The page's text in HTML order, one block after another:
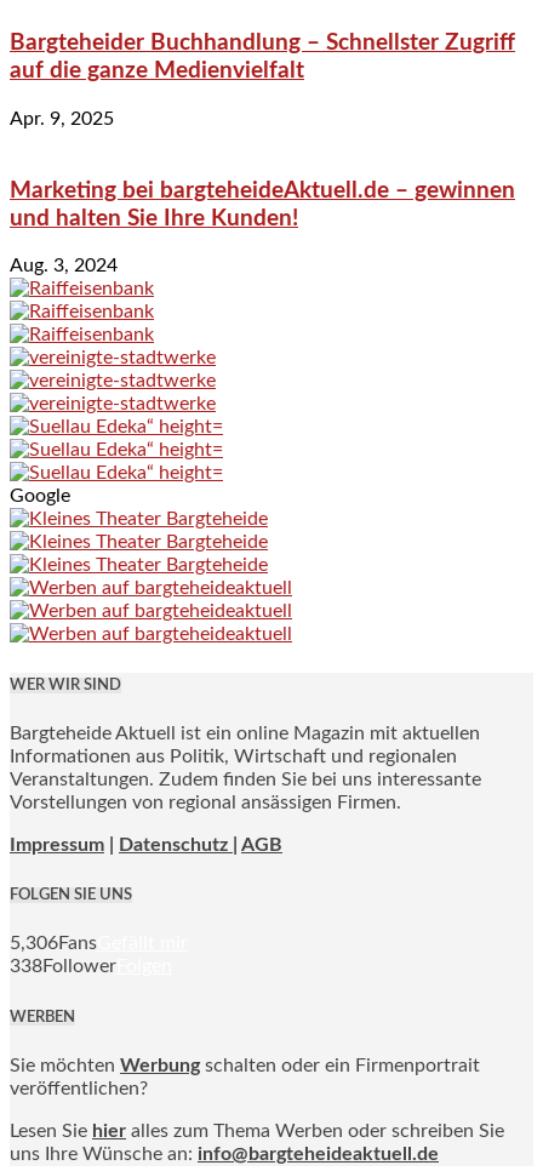
Bargteheider Buchhandlung – Schnellster Zugriff
auf die ganze Medienvielfalt
Apr. 9, 2025
Marketing bei bargteheideAktuell.de – gewinnen
und halten Sie Ihre Kunden!
Aug. 3, 2024
Google
WER WIR SIND
Bargteheide Aktuell ist ein online Magazin mit aktuellen
Informationen aus Politik, Wirtschaft und regionalen
Veranstaltungen. Zudem finden Sie bei uns interessante
Vorstellungen von regional ansässigen Firmen.
Impressum Datenschutz | AGB
FOLGEN SIE UNS
5,306Fans
338Follower
WERBEN
Sie möchten Werbung schalten oder ein Firmenportrait
veröffentlichen?
Lesen Sie hier alles zum Thema Werben oder schreiben Sie
uns Ihre Wünsche an: info@bargteheideaktuell.de